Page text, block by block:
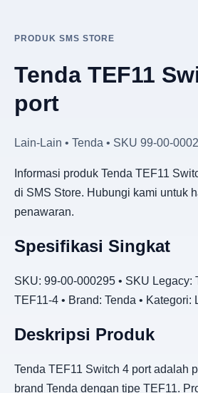
PRODUK SMS STORE
Tenda TEF11
port
Lain-Lain • Tenda • SKU 99-00-
Informasi produk Tenda TEF11
di SMS Store. Hubungi kami untuk
penawaran.
Spesifikasi Singkat
SKU: 99-00-000295 • SKU Legacy:
TEF11-4 • Brand: Tenda • Kategori:
Deskripsi Produk
Tenda TEF11 Switch 4 port adalah
brand Tenda dengan tipe TEF11.